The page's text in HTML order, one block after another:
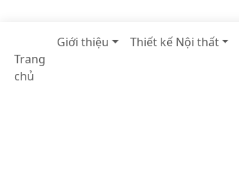
Trang
chủ
Giới thiệu Thiết kế Nội thất